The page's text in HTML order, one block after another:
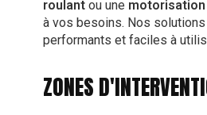
roulant ou une
à vos besoins. Nos
performants et faciles à
ZONES